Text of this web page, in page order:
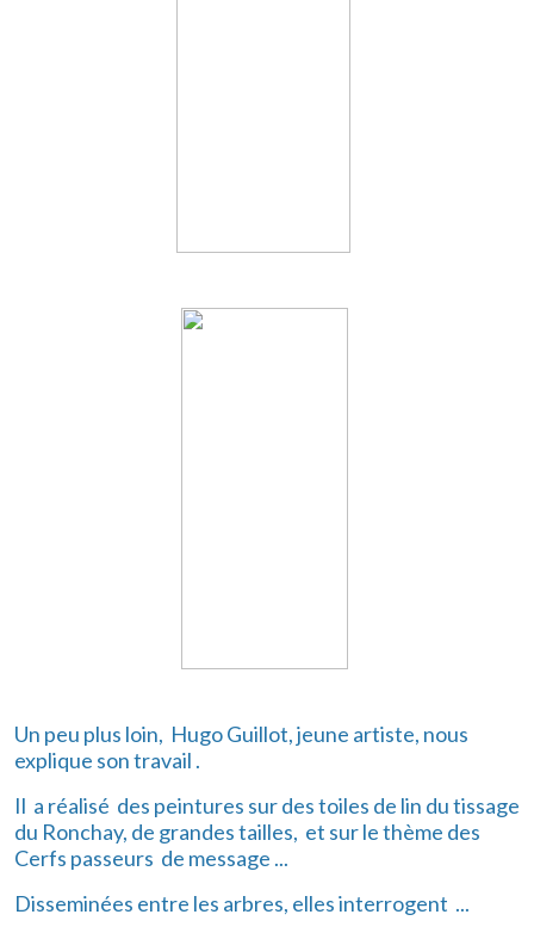
Un peu plus loin, Hugo Guillot, jeune artiste, nous
explique son travail .
Il a réalisé des peintures sur des toiles de lin du tissage
du Ronchay, de grandes tailles, et sur le thème des
Cerfs passeurs de message ...
Disseminées entre les arbres, elles interrogent ...